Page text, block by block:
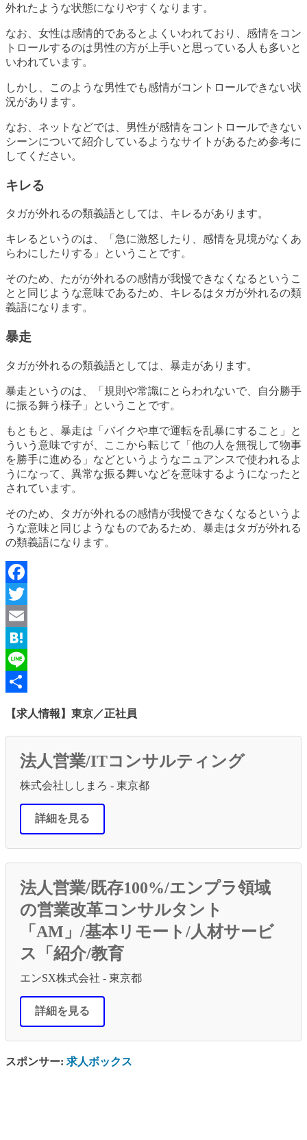
外れたような状態になりやすくなります。
なお、女性は感情的であるとよくいわれており、感情をコン
トロールするのは男性の方が上手いと思っている人も多いと
いわれています。
しかし、このような男性でも感情がコントロールできない状
況があります。
なお、ネットなどでは、男性が感情をコントロールできない
シーンについて紹介しているようなサイトがあるため参考に
してください。
キレる
タガが外れるの類義語としては、キレるがあります。
キレるというのは、「急に激怒したり、感情を見境がなくあ
らわにしたりする」ということです。
そのため、たがが外れるの感情が我慢できなくなるというこ
とと同じような意味であるため、キレるはタガが外れるの類
義語になります。
暴走
タガが外れるの類義語としては、暴走があります。
暴走というのは、「規則や常識にとらわれないで、自分勝手
に振る舞う様子」ということです。
もともと、暴走は「バイクや車で運転を乱暴にすること」と
ういう意味ですが、ここから転じて「他の人を無視して物事
を勝手に進める」などというようなニュアンスで使われるよ
うになって、異常な振る舞いなどを意味するようになったと
されています。
そのため、タガが外れるの感情が我慢できなくなるというよ
うな意味と同じようなものであるため、暴走はタガが外れる
の類義語になります。
Facebook
Twitter
Email
Hatena
Line
【求人情報】東京／正社員
法人営業/ITコンサルティング
株式会社ししまろ - 東京都
詳細を見る
法人営業/既存100%/エンプラ領域
の営業改革コンサルタント
「AM」/基本リモート/人材サービ
ス「紹介/教育
エンSX株式会社 - 東京都
詳細を見る
スポンサー: 求人ボックス